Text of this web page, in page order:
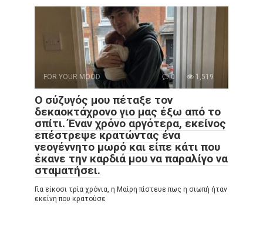
FOR YOUR MOOD 0 1,519
Ο σύζυγός μου πέταξε τον
δεκαοκτάχρονο γιο μας έξω από το
σπίτι. Έναν χρόνο αργότερα, εκείνος
επέστρεψε κρατώντας ένα
νεογέννητο μωρό και είπε κάτι που
έκανε την καρδιά μου να παραλίγο να
σταματήσει.
Για είκοσι τρία χρόνια, η Μαίρη πίστευε πως η σιωπή ήταν
εκείνη που κρατούσε